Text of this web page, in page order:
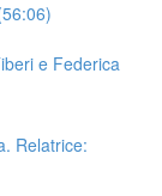
e Federica
Relatrice: